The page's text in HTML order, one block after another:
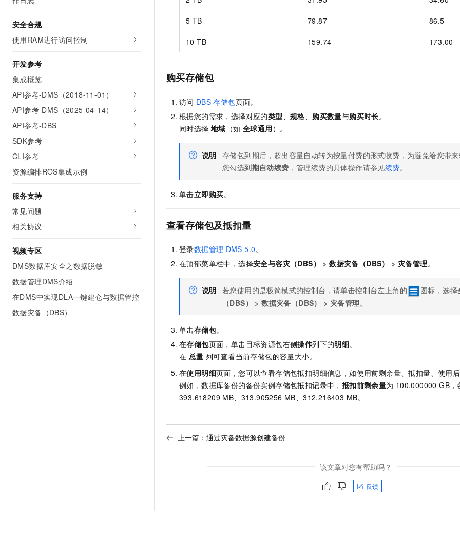
安全合规
使用RAM进行访问控制
开发参考
集成概览
API参考-DMS（2018-11-01）
API参考-DMS（2025-04-14）
API参考-DBS
SDK参考
CLI参考
资源编排ROS集成示例
服务支持
常见问题
相关协议
视频专区
DMS数据库安全之数据脱敏
数据管理DMS介绍
在DMS中实现DLA一键建仓与数据管控
数据灾备（DBS）
5 TB 79.87 86.5
10 TB 159.74 173.00
购买存储包
访问 DBS 存储包页面。
根据您的需求，选择对应的类型 、规格 购买数量与购买时长。
同时选择 地域 （如全球通用 ）。
说明 存储包到期后，超出容量自动转为按量付费的形式收费，为避免给您带
您勾选到期自动续费 ，管理续费的具体操作请参见续费。
单击立即购买。
查看存储包及抵扣量
登录数据管理 DMS 5.0。
在顶部菜单栏中，选择安全与容灾（DBS） >数据灾备（DBS） > 灾备管理。
说明 若您使用的是极简模式的控制台，请单击控制台左上角的 图标，选择
（DBS）
>数据灾备（DBS） > 灾备管理。
单击存储包。
在存储包页面，单击目标资源包右侧操作列下的明细。
在 总量 列可查看当前存储包的容量大小。
在使用明细页面，您可以查看存储包抵扣明细信息，如使用前剩余量、抵扣量、使用后
例如，数据库备份的备份实例存储包抵扣记录中， 抵扣前剩余量为 100.000000 GB，
393.618209 MB、313.905256 MB、312.216403 MB。
上一篇： 通过灾备数据源创建备份
该文章对您有帮助吗？
反馈